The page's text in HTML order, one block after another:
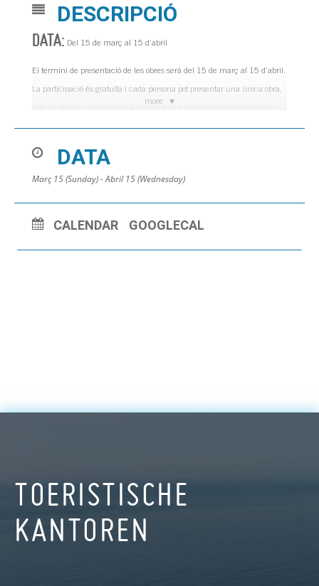
more
DESCRIPCIÓ
DATA: Del 15 de març al 15 d’abril
El termini de presentació de les obres serà del 15 de març al 15 d’abril.
La participació és gratuïta i cada persona pot presentar una única obra,
format DIN A3 o DIN A4.
El concurs compta amb dues categories d’edat, de 12 a 15 anys i de 16
DATA
Març 15 (Sunday) - Abril 15 (Wednesday)
CALENDAR GOOGLECAL
TOERISTISCHE
KANTOREN